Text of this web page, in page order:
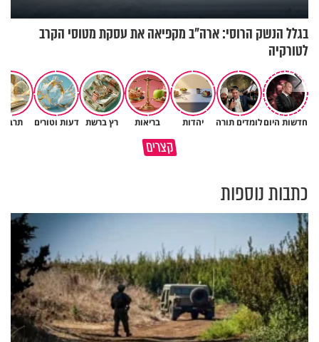
בגלל הנשק הרוסי: ארה"ב מקפיאה את עסקת מטוסי הקרב
לטורקיה
חדשות היוםלומדים תורה יהדות בריאות רץ ברשת דעות וטורים
קצריםמדוע האמונה נמשלה למלח?
גם ׳הרע׳ זה הרחמים של בורא
כתבות נוספות